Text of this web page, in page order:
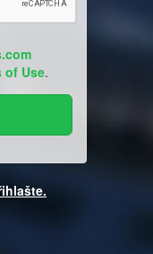
of Use.